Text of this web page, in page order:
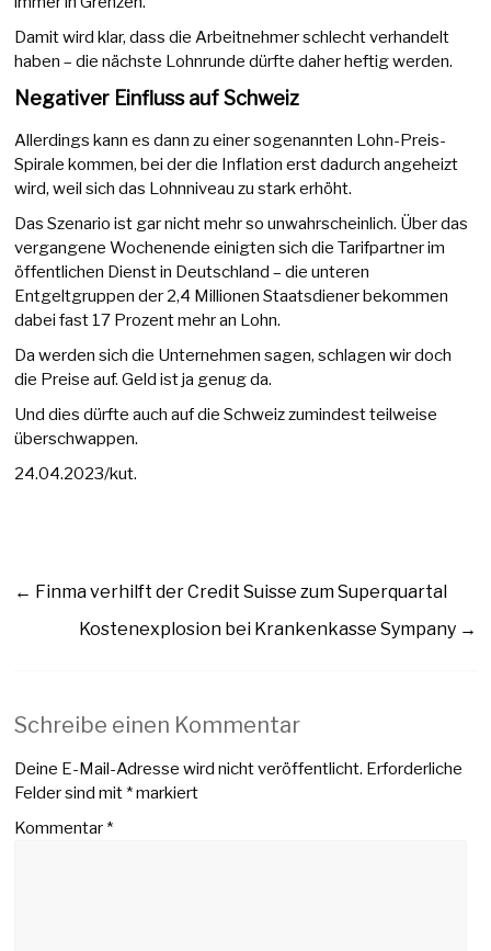
Damit wird klar, dass die Arbeitnehmer schlecht verhandelt
haben – die nächste Lohnrunde dürfte daher heftig werden.
Negativer Einfluss auf Schweiz
Allerdings kann es dann zu einer sogenannten Lohn-Preis-
Spirale kommen, bei der die Inflation erst dadurch angeheizt
wird, weil sich das Lohnniveau zu stark erhöht.
Das Szenario ist gar nicht mehr so unwahrscheinlich. Über das
vergangene Wochenende einigten sich die Tarifpartner im
öffentlichen Dienst in Deutschland – die unteren
Entgeltgruppen der 2,4 Millionen Staatsdiener bekommen
dabei fast 17 Prozent mehr an Lohn.
Da werden sich die Unternehmen sagen, schlagen wir doch
die Preise auf. Geld ist ja genug da.
Und dies dürfte auch auf die Schweiz zumindest teilweise
überschwappen.
24.04.2023/kut.
← Finma verhilft der Credit Suisse zum Superquartal
Kostenexplosion bei Krankenkasse Sympany →
Schreibe einen Kommentar
Deine E-Mail-Adresse wird nicht veröffentlicht. Erforderliche
Felder sind mit*markiert
Kommentar*